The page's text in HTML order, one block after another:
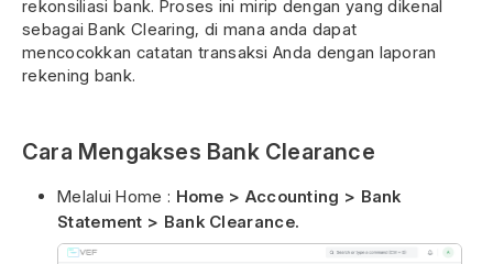
rekonsiliasi bank. Proses ini mirip dengan yang dikenal
sebagai Bank Clearing, di mana anda dapat
mencocokkan catatan transaksi Anda dengan laporan
rekening bank.
Cara Mengakses Bank Clearance
Melalui Home : Home > Accounting > Bank
Statement > Bank Clearance.